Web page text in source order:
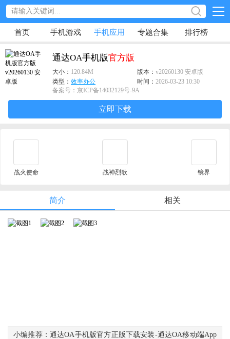
首页 手机游戏 手机应用 专题合集 排行榜
通达OA手机版官方版
大小： 120.84M 版本： v20260130 安卓版
类型： 效率办公 时间： 2026-03-23 10:30
备案号：京ICP备14032129号-9A
立即下载
战火使命 战神烈歌 镜界
简介 相关
小编推荐：通达OA手机版官方正版下载安装-通达OA移动端App